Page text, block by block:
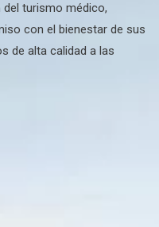
del turismo médico,
con el bienestar de sus
de alta calidad a las